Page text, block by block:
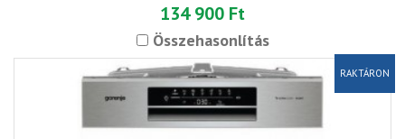
134 900 Ft
Összehasonlítás
RAKTÁRON